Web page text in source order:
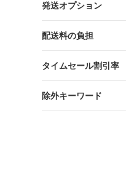
発送オプション
配送料の負担
タイムセール割引率
除外キーワード